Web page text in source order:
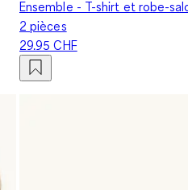
Ensemble - T-shirt et robe-
2 pièces
29.95 CHF